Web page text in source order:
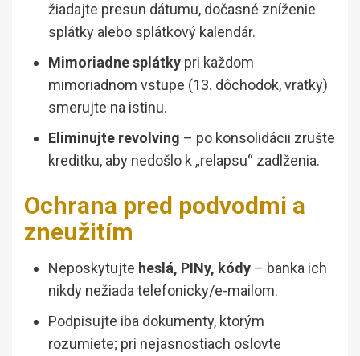
žiadajte presun dátumu, dočasné zníženie
splátky alebo splátkový kalendár.
Mimoriadne splátky pri každom
mimoriadnom vstupe (13. dôchodok, vratky)
smerujte na istinu.
Eliminujte revolving – po konsolidácii zrušte
kreditku, aby nedošlo k „relapsu“ zadlženia.
Ochrana pred podvodmi a
zneužitím
Neposkytujte heslá, PINy, kódy – banka ich
nikdy nežiada telefonicky/e-mailom.
Podpisujte iba dokumenty, ktorým
rozumiete; pri nejasnostiach oslovte